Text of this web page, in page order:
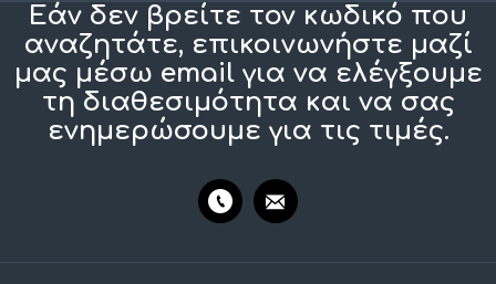
Εάν δεν βρείτε τον κωδικό που
αναζητάτε, επικοινωνήστε μαζί
μας μέσω email για να ελέγξουμε
τη διαθεσιμότητα και να σας
ενημερώσουμε για τις τιμές.